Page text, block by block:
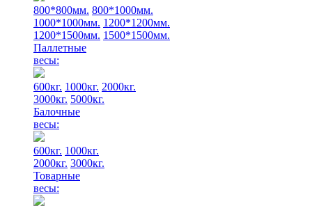
800*800мм. 800*1000мм.
1000*1000мм. 1200*1200мм.
1200*1500мм. 1500*1500мм.
Паллетные
весы:
600кг. 1000кг. 2000кг.
3000кг. 5000кг.
Балочные
весы:
600кг. 1000кг.
2000кг. 3000кг.
Товарные
весы: